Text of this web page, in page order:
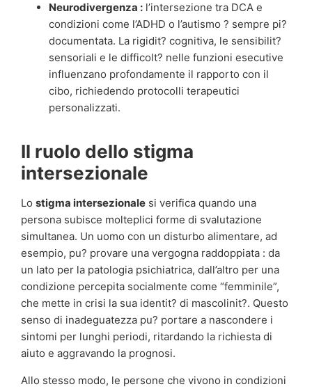
Neurodivergenza : l’intersezione tra DCA e
condizioni come l’ADHD o l’autismo ? sempre pi?
documentata. La rigidit? cognitiva, le sensibilit?
sensoriali e le difficolt? nelle funzioni esecutive
influenzano profondamente il rapporto con il
cibo, richiedendo protocolli terapeutici
personalizzati.
Il ruolo dello stigma
intersezionale
Lo stigma intersezionale si verifica quando una
persona subisce molteplici forme di svalutazione
simultanea. Un uomo con un disturbo alimentare, ad
esempio, pu? provare una vergogna raddoppiata : da
un lato per la patologia psichiatrica, dall’altro per una
condizione percepita socialmente come “femminile”,
che mette in crisi la sua identit? di mascolinit?. Questo
senso di inadeguatezza pu? portare a nascondere i
sintomi per lunghi periodi, ritardando la richiesta di
aiuto e aggravando la prognosi.
Allo stesso modo, le persone che vivono in condizioni